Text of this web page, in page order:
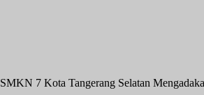
SMKN 7 Kota Tangerang Selatan